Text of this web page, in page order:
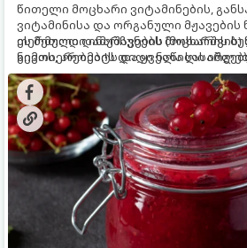
წითელი მოცხარი ვიტამინების,
ვიტამინისა და ორგანული
თერმული დამუშავების
ნივთიერებების დიდი ნაწილი
კენკრის ზამთრისთვის შესანახად
„ცოცხალი ჯემის“ მომზადებაა -
ეს მეთოდი ინარჩუნებს მოცხარის
გემოს, არომატს და ყველა